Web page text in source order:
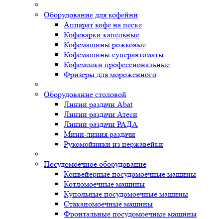
Оборудование для кофейни
Аппарат кофе на песке
Кофеварки капельные
Кофемашины рожковые
Кофемашины суперавтоматы
Кофемолки профессиональные
Фризеры для мороженного
Оборудование столовой
Линии раздачи Abat
Линии раздачи Атеси
Линии раздачи РАДА
Мини-линия раздачи
Рукомойники из нержавейки
Посудомоечное оборудование
Конвейерные посудомоечные машины
Котломоечные машины
Купольные посудомоечные машины
Стаканомоечные машины
Фронтальные посудомоечные машины